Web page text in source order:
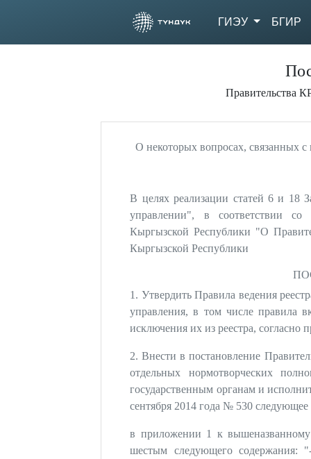
ГИЭУ БГИР
Правительства
О некоторых вопросах, связанных с
В целях реализации статей 6 и 18
управлении", в соответствии
Кыргызской Республики "О
Кыргызской Республики
1. Утвердить Правила ведения
управления, в том числе правила
исключения их из реестра, согласно
2. Внести в постановление
отдельных нормотворческих
государственным органам и
сентября 2014 года № 530
в приложении 1 к
шестым следующего содержания: